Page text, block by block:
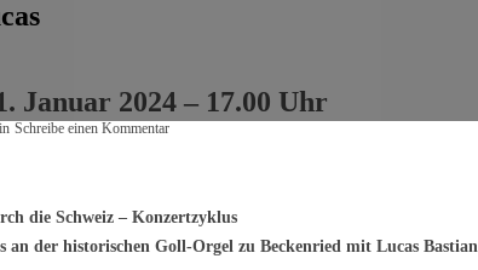
Januar 2024 – 17.00 Uhr
Schreibe einen Kommentar
die Schweiz – Konzertzyklus
an der historischen Goll-Orgel zu Beckenried mit Lucas Bastian